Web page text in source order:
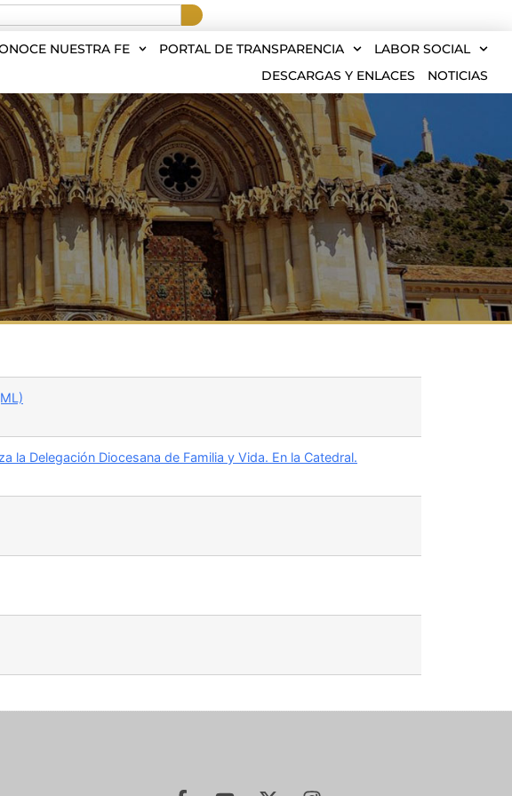
NUESTRA FE PORTAL DE TRANSPARENCIA
LABOR SOCIAL
DESCARGAS Y ENLACES
NOTICIAS
la Delegación Diocesana de Familia y Vida. En la Catedral.